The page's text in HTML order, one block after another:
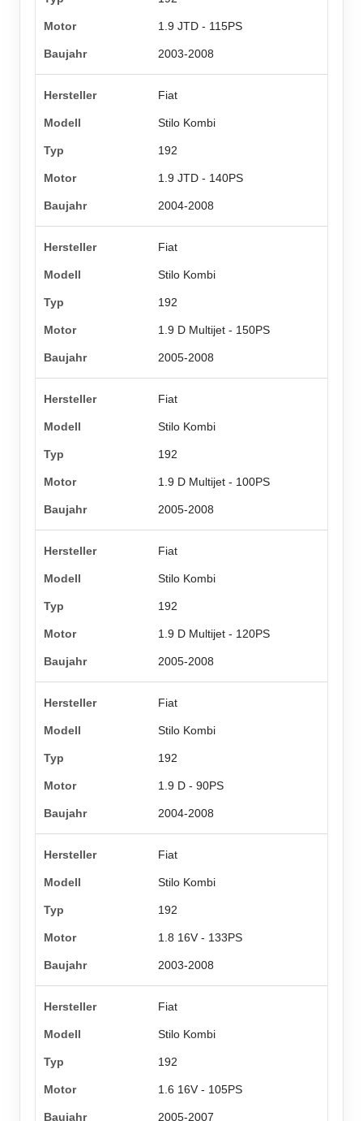
1.9 JTD - 115PS
2003-2008
Fiat
Stilo Kombi
192
1.9 JTD - 140PS
2004-2008
Fiat
Stilo Kombi
192
1.9 D Multijet - 150PS
2005-2008
Fiat
Stilo Kombi
192
1.9 D Multijet - 100PS
2005-2008
Fiat
Stilo Kombi
192
1.9 D Multijet - 120PS
2005-2008
Fiat
Stilo Kombi
192
1.9 D - 90PS
2004-2008
Fiat
Stilo Kombi
192
1.8 16V - 133PS
2003-2008
Fiat
Stilo Kombi
192
1.6 16V - 105PS
2005-2007